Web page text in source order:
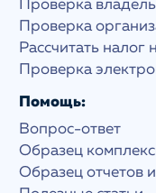
Проверка
Проверка
Рассчитать налог
Проверка
Помощь:
Вопрос-ответ
Образец
Образец отчетов